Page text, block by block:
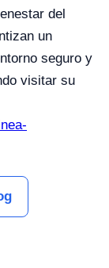
del
un
seguro y
visitar su